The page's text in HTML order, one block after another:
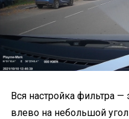
Вся настройка фильтра —
влево на небольшой